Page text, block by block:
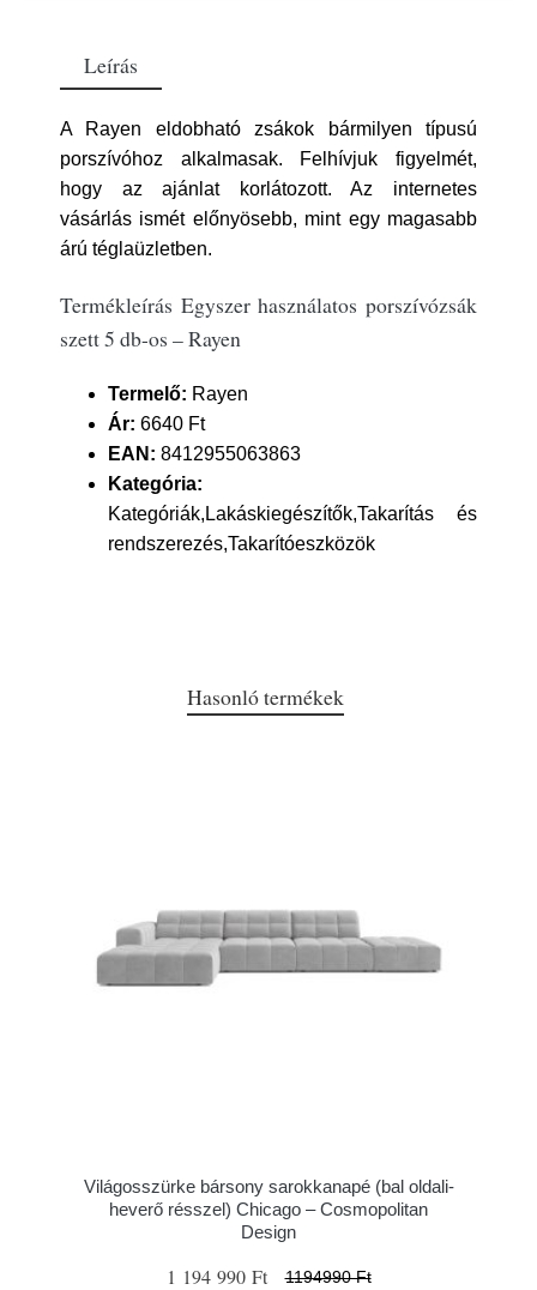
Leírás
A Rayen eldobható zsákok bármilyen típusú
porszívóhoz alkalmasak. Felhívjuk figyelmét,
hogy az ajánlat korlátozott. Az internetes
vásárlás ismét előnyösebb, mint egy magasabb
árú téglaüzletben.
Termékleírás Egyszer használatos porszívózsák
szett 5 db-os – Rayen
Termelő: Rayen
Ár: 6640 Ft
EAN: 8412955063863
Kategória:
Kategóriák,Lakáskiegészítők,Takarítás és
rendszerezés,Takarítóeszközök
Hasonló termékek
Világosszürke bársony sarokkanapé (bal oldali-
heverő résszel) Chicago – Cosmopolitan
Design
1 194 990 Ft 1194990 Ft